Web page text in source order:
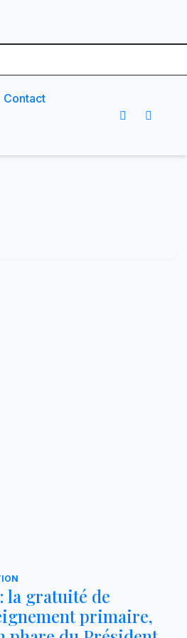
Contact
la gratuité de
primaire,